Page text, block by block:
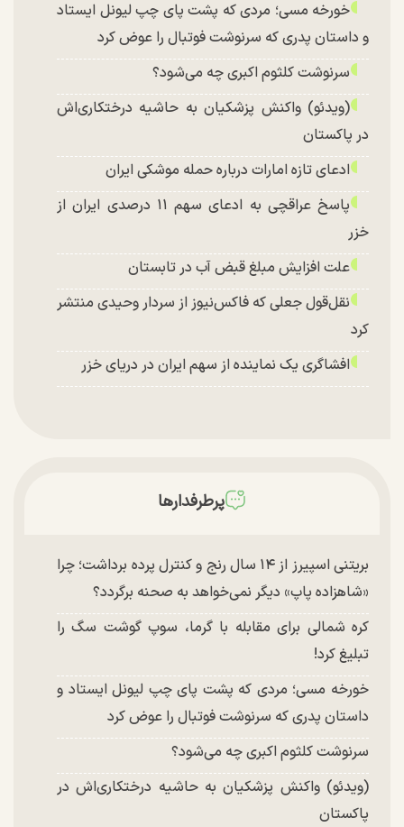
خورخه مسی؛ مردی که پشت پای چپ لیونل ایستاد
و داستان پدری که سرنوشت فوتبال را عوض کرد
سرنوشت کلثوم اکبری چه می‌شود؟
(ویدئو) واکنش پزشکیان به حاشیه درختکاری‌اش
در پاکستان
ادعای تازه امارات درباره حمله موشکی ایران
پاسخ عراقچی به ادعای سهم ۱۱ درصدی ایران از
خزر
علت افزایش مبلغ قبض آب در تابستان
نقل‌قول جعلی که فاکس‌نیوز از سردار وحیدی منتشر
کرد
افشاگری یک نماینده از سهم ایران در دریای خزر
پرطرفدارها
بریتنی اسپیرز از ۱۴ سال رنج و کنترل پرده برداشت؛ چرا
«شاهزاده پاپ» دیگر نمی‌خواهد به صحنه برگردد؟
کره شمالی برای مقابله با گرما، سوپ گوشت سگ را
تبلیغ کرد!
خورخه مسی؛ مردی که پشت پای چپ لیونل ایستاد و
داستان پدری که سرنوشت فوتبال را عوض کرد
سرنوشت کلثوم اکبری چه می‌شود؟
(ویدئو) واکنش پزشکیان به حاشیه درختکاری‌اش در
پاکستان